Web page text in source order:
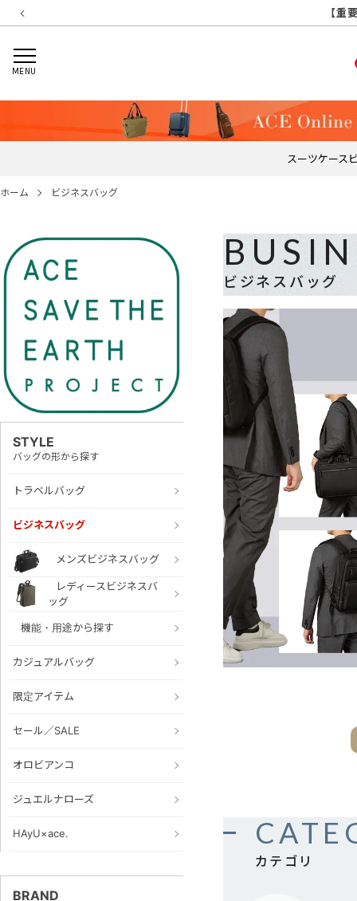
【重
【
【重
【重要
MENU
スーツケース
ホーム ビジネスバッグ
STYLE
バッグの形から探す
トラベルバッグ
ビジネスバッグ
メンズビジネスバッグ
レディースビジネスバ
ッグ
機能・用途から探す
カジュアルバッグ
限定アイテム
セール／SALE
オロビアンコ
ジュエルナローズ
HAyU×ace.
BRAND
ビジネスバッグ
カテゴリ